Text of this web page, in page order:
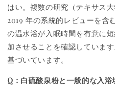
はい。複数の研究（テキサス
2019 年の系統的レビューを含
の温水浴が入眠時間を有意に
加させることを確認していま
基づいています。
Q：白硫酸泉粉と一般的な入浴